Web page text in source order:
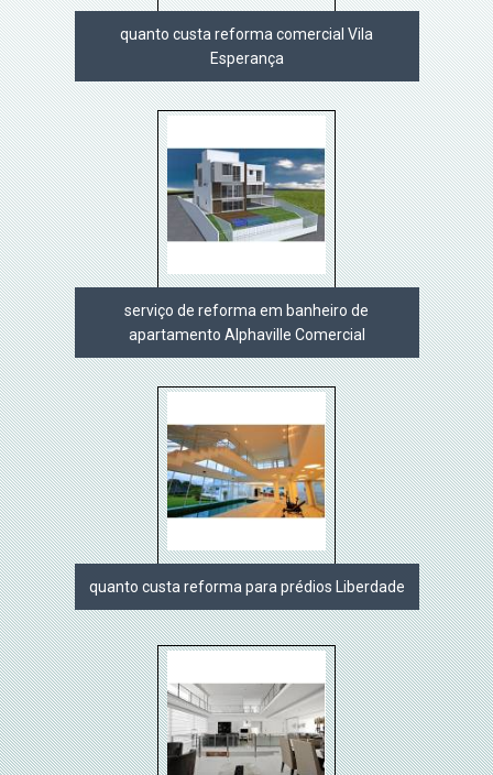
quanto custa reforma comercial Vila
Esperança
serviço de reforma em banheiro de
apartamento Alphaville Comercial
quanto custa reforma para prédios Liberdade